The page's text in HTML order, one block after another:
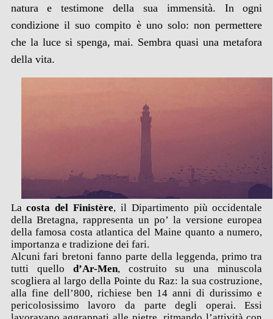
natura e testimone della sua immensità. In ogni
condizione il suo compito è uno solo: non permettere
che la luce si spenga, mai. Sembra quasi una metafora
della vita.
Lacosta del Finistère, il Dipartimento più occidentale
della Bretagna, rappresenta un po’ la versione europea
della famosa costa atlantica del Maine quanto a numero,
importanza e tradizione dei fari.
Alcuni fari bretoni fanno parte della leggenda, primo tra
tutti quello d’Ar-Men, costruito su una minuscola
scogliera al largo della Pointe du Raz: la sua costruzione,
alla fine dell’800, richiese ben 14 anni di durissimo e
pericolosissimo lavoro da parte degli operai. Essi